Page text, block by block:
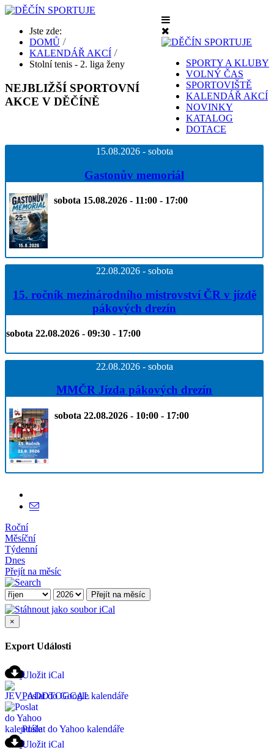
SPORTY A KLUBY
VOLNÝ ČAS
SPORTOVIŠTĚ
KALENDÁŘ AKCÍ
NOVINKY
KATALOG
DOTACE
Jste zde:
DOMŮ
KALENDÁŘ AKCÍ
Stolní tenis - 2. liga ženy
NEJBLIŽŠÍ SPORTOVNÍ
AKCE V DĚČÍNĚ
15.08.2026 - sobota
Gastonův memoriál
sobota 15.08.2026 - 11:00 - 17:00
22.08.2026 - sobota
15. ročník mezinárodního mistrovství ČR v jízdě
pákových drezín
sobota 22.08.2026 - 09:30 - 17:00
22.08.2026 - sobota
MMČR Jízda pákových drezín
sobota 22.08.2026 - 10:00 - 17:00
Roční
Měsíční
Týdenní
Dnes
Přejít na měsíc
Přejít na měsíc
×
Export Události
Uložit iCal
Poslat do Google kalendáře
Poslat do Yahoo kalendáře
Uložit iCal